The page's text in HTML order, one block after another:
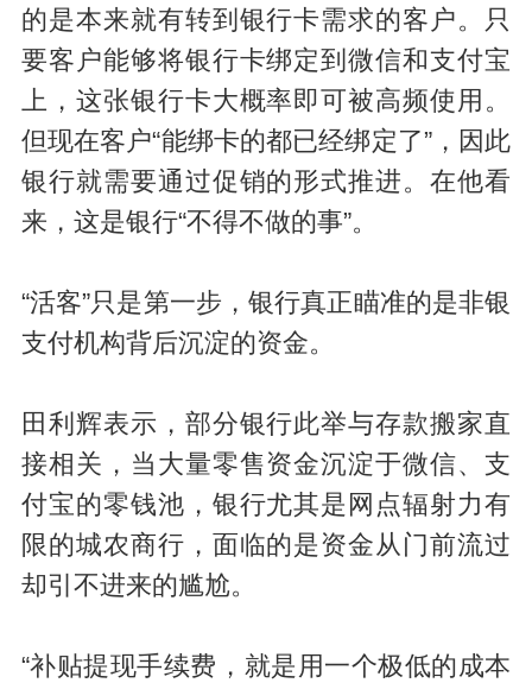
的是本来就有转到银行卡需求的客户。只
要客户能够将银行卡绑定到微信和支付宝
上，这张银行卡大概率即可被高频使用。
但现在客户“能绑卡的都已经绑定了”，因此
银行就需要通过促销的形式推进。在他看
来，这是银行“不得不做的事”。
“活客”只是第一步，银行真正瞄准的是非银
支付机构背后沉淀的资金。
田利辉表示，部分银行此举与存款搬家直
接相关，当大量零售资金沉淀于微信、支
付宝的零钱池，银行尤其是网点辐射力有
限的城农商行，面临的是资金从门前流过
却引不进来的尴尬。
“补贴提现手续费，就是用一个极低的成本